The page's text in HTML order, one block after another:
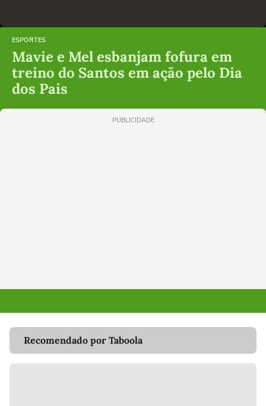
ESPORTES
Mavie e Mel esbanjam fofura em
treino do Santos em ação pelo Dia
dos Pais
PUBLICIDADE
Recomendado por Taboola